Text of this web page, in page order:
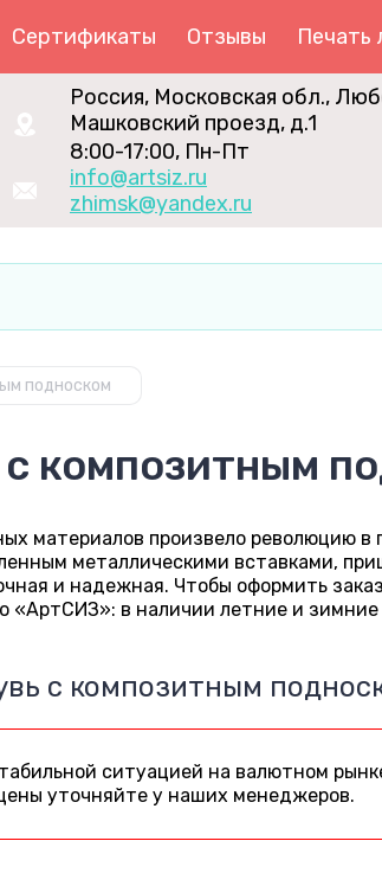
Сертификаты Отзывы Печать
Россия, Московская обл.,
Машковский проезд, д.1
8:00-17:00, Пн-Пт
info@artsiz.ru
zhimsk@yandex.ru
подноском
композитным
материалов произвело революцию в
металлическими вставками,
и надежная. Чтобы оформить
«АртСИЗ»: в наличии летние и зимние
с композитным
ситуацией на валютном
уточняйте у наших менеджеров.